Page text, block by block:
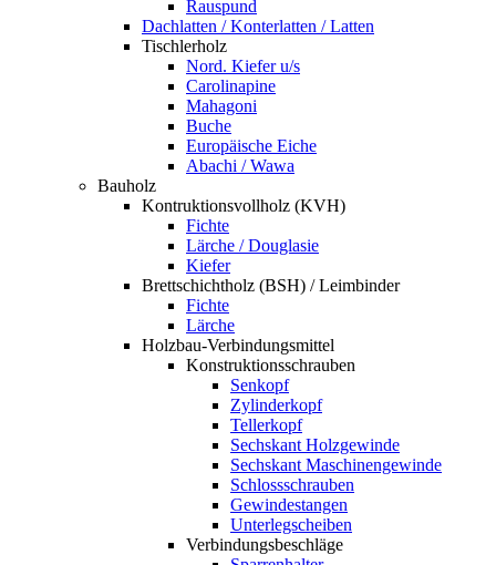
Rauspund
Dachlatten / Konterlatten / Latten
Tischlerholz
Nord. Kiefer u/s
Carolinapine
Mahagoni
Buche
Europäische Eiche
Abachi / Wawa
Bauholz
Kontruktionsvollholz (KVH)
Fichte
Lärche / Douglasie
Kiefer
Brettschichtholz (BSH) / Leimbinder
Fichte
Lärche
Holzbau-Verbindungsmittel
Konstruktionsschrauben
Senkopf
Zylinderkopf
Tellerkopf
Sechskant Holzgewinde
Sechskant Maschinengewinde
Schlossschrauben
Gewindestangen
Unterlegscheiben
Verbindungsbeschläge